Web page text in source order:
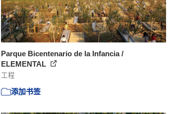
Parque Bicentenario de la Infancia /
ELEMENTAL
工程
添加书签